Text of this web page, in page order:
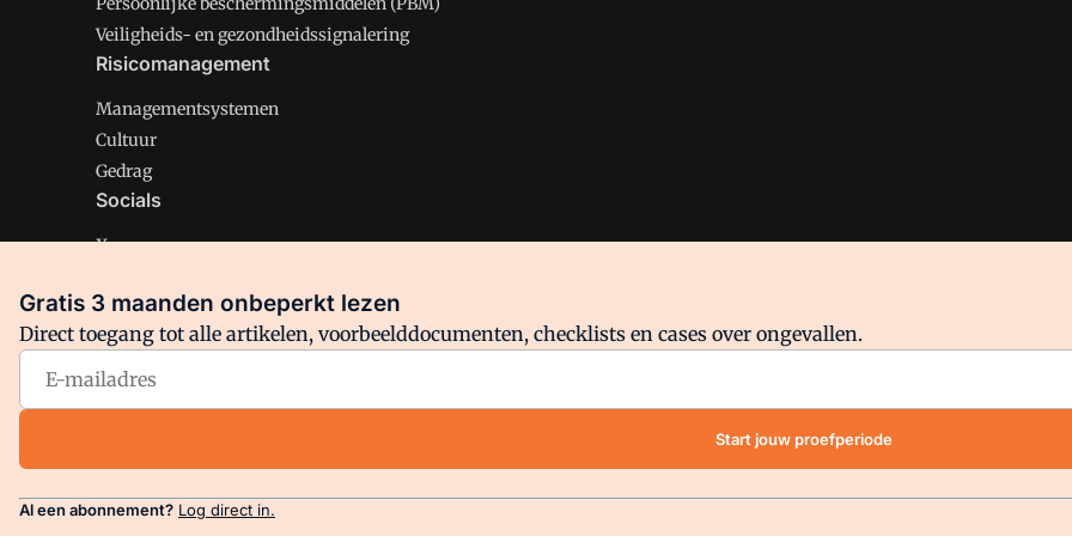
Veiligheids- en gezondheidssignalering
Risicomanagement
Managementsystemen
Cultuur
Gedrag
Socials
X
Facebook
Arbo is onderdeel van VMN media. Lees inons manifestwaar VMN media voor staat. Op gebruik van deze site zijn de
Gratis 3 maanden onbeperkt lezen
Direct toegang tot alle artikelen, voorbeelddocumenten, checklists en cases over ongevallen.
Start jouw proefperiode
Al een abonnement? Log direct in.